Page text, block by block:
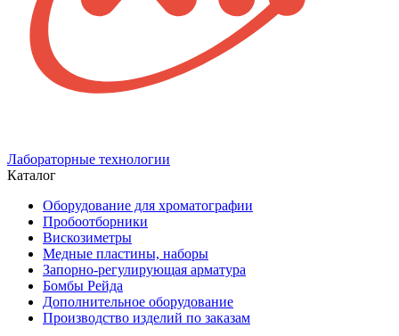
Лабораторные технологии
Каталог
Оборудование для хроматографии
Пробоотборники
Вискозиметры
Медные пластины, наборы
Запорно-регулирующая арматура
Бомбы Рейда
Дополнительное оборудование
Производство изделий по заказам